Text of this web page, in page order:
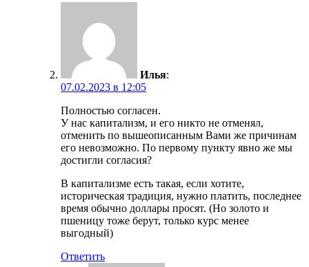
Илья:
07.02.2023 в 12:05
Полностью согласен.
У нас капитализм, и его никто не отменял,
отменить по вышеописанным Вами же причинам
его невозможно. По первому пункту явно же мы
достигли согласия?
В капитализме есть такая, если хотите,
историческая традиция, нужно платить, последнее
время обычно доллары просят. (Но золото и
пшеницу тоже берут, только курс менее
выгодный)
Ответить